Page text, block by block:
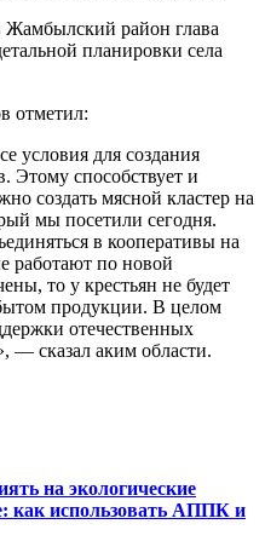
Жамбылский район глава
планировки села
отметил:
условия для создания
Этому способствует и
создать мясной кластер на
мы посетили сегодня.
в кооперативы на
работают по новой
то у крестьян не будет
продукции. В целом
отечественных
— сказал аким области.
на экологические
как использовать АППК и